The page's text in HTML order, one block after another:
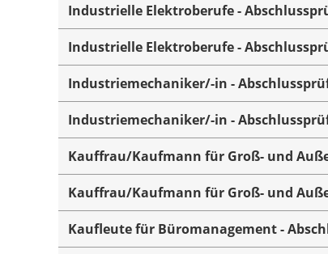
Industrielle Elektroberufe -
Industrielle Elektroberufe -
Industriemechaniker/-in -
Industriemechaniker/-in -
Kauffrau/Kaufmann für Groß- und
Kauffrau/Kaufmann für Groß- und
Kaufleute für Büromanagement -